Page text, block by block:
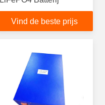
Vind de beste prijs